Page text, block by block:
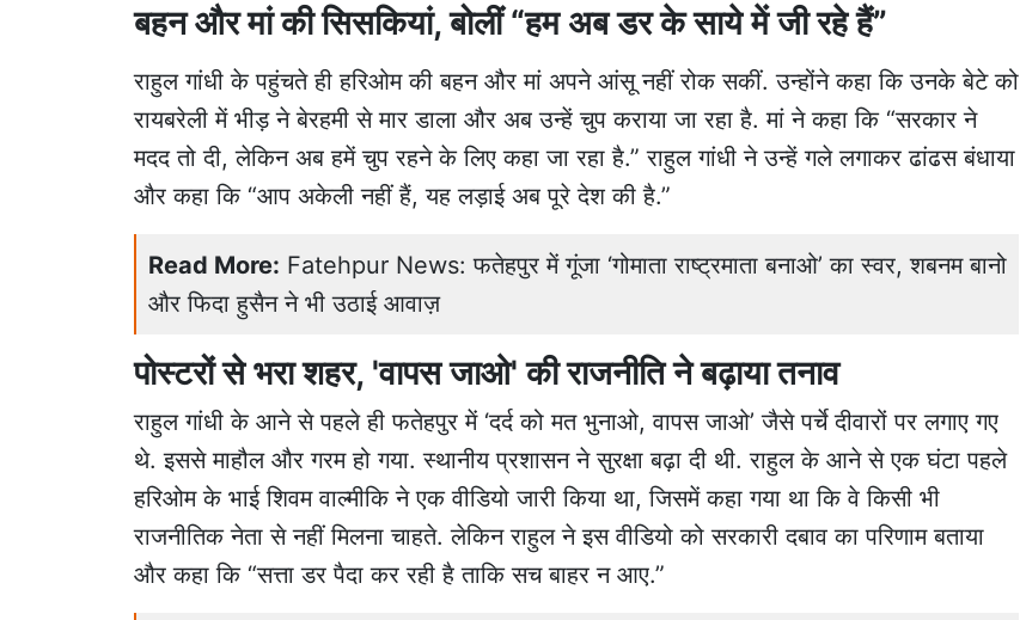
बहन और मां की सिसकियां, बोलीं “हम अब डर के साये में जी रहे हैं”
राहुल गांधी के पहुंचते ही हरिओम की बहन और मां अपने आंसू नहीं रोक सकीं. उन्होंने कहा कि उनके बेटे को
रायबरेली में भीड़ ने बेरहमी से मार डाला और अब उन्हें चुप कराया जा रहा है. मां ने कहा कि “सरकार ने
मदद तो दी, लेकिन अब हमें चुप रहने के लिए कहा जा रहा है.” राहुल गांधी ने उन्हें गले लगाकर ढांढस बंधाया
और कहा कि “आप अकेली नहीं हैं, यह लड़ाई अब पूरे देश की है.”
Read More: Fatehpur News: फतेहपुर में गूंजा ‘गोमाता राष्ट्रमाता बनाओ’ का स्वर, शबनम बानो
और फिदा हुसैन ने भी उठाई आवाज़
पोस्टरों से भरा शहर, 'वापस जाओ' की राजनीति ने बढ़ाया तनाव
राहुल गांधी के आने से पहले ही फतेहपुर में ‘दर्द को मत भुनाओ, वापस जाओ’ जैसे पर्चे दीवारों पर लगाए गए
थे. इससे माहौल और गरम हो गया. स्थानीय प्रशासन ने सुरक्षा बढ़ा दी थी. राहुल के आने से एक घंटा पहले
हरिओम के भाई शिवम वाल्मीकि ने एक वीडियो जारी किया था, जिसमें कहा गया था कि वे किसी भी
राजनीतिक नेता से नहीं मिलना चाहते. लेकिन राहुल ने इस वीडियो को सरकारी दबाव का परिणाम बताया
और कहा कि “सत्ता डर पैदा कर रही है ताकि सच बाहर न आए.”